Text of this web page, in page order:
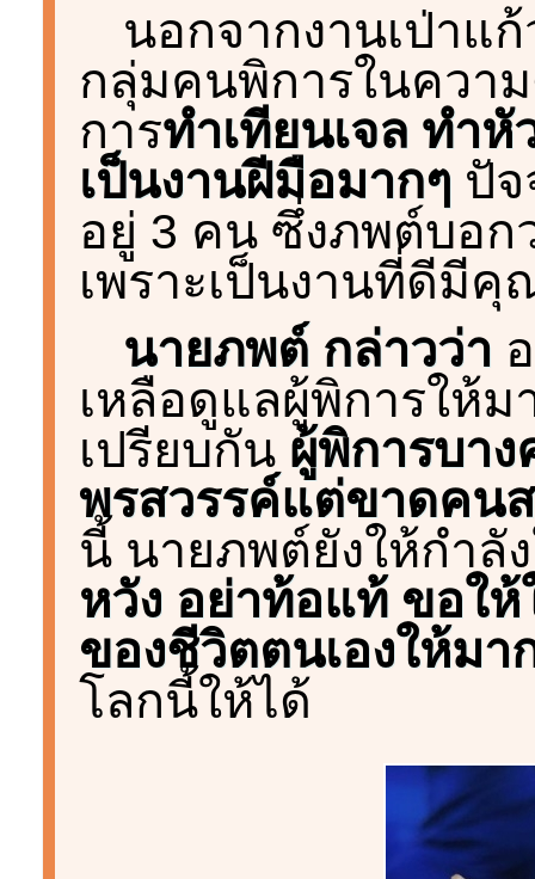
นอกจากงานเป่าแ
กลุ่มคนพิการในควา
การทำเทียนเจล ทำ
เป็นงานฝีมือมากๆปัจ
อยู่ 3 คน ซึ่งภพต์บอ
เพราะเป็นงานที่ดีมี
นายภพต์ กล่าวว่า
เหลือดูแลผู้พิการให้ม
เปรียบกัน ผู้พิการบา
พรสวรรค์แต่ขาดคน
นี้ นายภพต์ยังให้กำลั
หวัง อย่าท้อแท้ ขอใ
ของชีวิตตนเองให้มา
โลกนี้ให้ได้